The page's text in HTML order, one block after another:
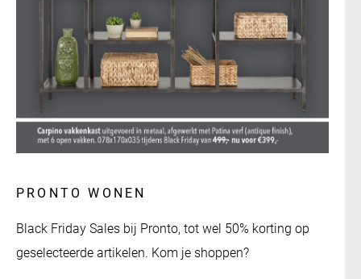
PRONTO WONEN
Black Friday Sales bij Pronto, tot wel 50% korting op
geselecteerde artikelen. Kom je shoppen?